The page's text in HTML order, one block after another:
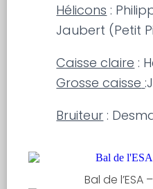
Hélicons :
Jaubert (Petit
Caisse claire :
Grosse caisse
Bruiteur :
Bal de l’ESA